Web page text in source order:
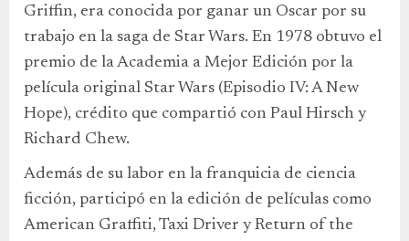
Griffin, era conocida por ganar un Oscar por su
trabajo en la saga de Star Wars. En 1978 obtuvo el
premio de la Academia a Mejor Edición por la
película original Star Wars (Episodio IV: A New
Hope), crédito que compartió con Paul Hirsch y
Richard Chew.
Además de su labor en la franquicia de ciencia
ficción, participó en la edición de películas como
American Graffiti, Taxi Driver y Return of the